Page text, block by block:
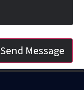
Send Message